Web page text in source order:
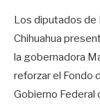
Los diputados de
Chihuahua
la gobernadora
reforzar el Fondo
Gobierno Federal